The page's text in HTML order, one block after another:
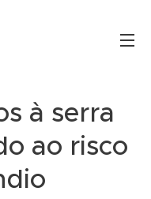
à serra
ao risco